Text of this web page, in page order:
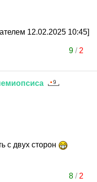
12.02.2025 10:45]
9/ 2
с двух сторон
8/ 2